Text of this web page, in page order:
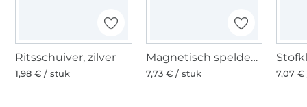
Ritsschuiver, zilver
1,98 € / stuk
Magnetisch speldenkussen
7,73 € / stuk 7,07